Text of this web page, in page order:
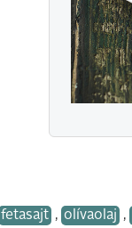
fetasajt , olívaolaj ,